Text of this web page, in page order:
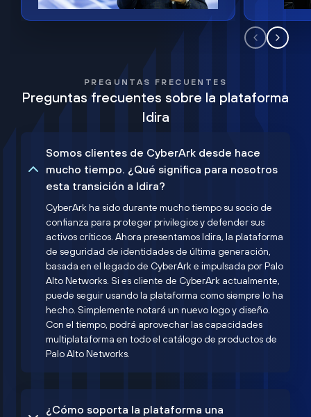
PREGUNTAS FRECUENTES
Preguntas frecuentes sobre la plataforma
Idira
Somos clientes de CyberArk desde hace
mucho tiempo. ¿Qué significa para nosotros
esta transición a Idira?
CyberArk ha sido durante mucho tiempo su socio de
confianza para proteger privilegios y defender sus
activos críticos. Ahora presentamos Idira, la plataforma
de seguridad de identidades de última generación,
basada en el legado de CyberArk e impulsada por Palo
Alto Networks. Si es cliente de CyberArk actualmente,
puede seguir usando la plataforma como siempre lo ha
hecho. Simplemente notará un nuevo logo y diseño.
Con el tiempo, podrá aprovechar las capacidades
multiplataforma en todo el catálogo de productos de
Palo Alto Networks.
¿Cómo soporta la plataforma una